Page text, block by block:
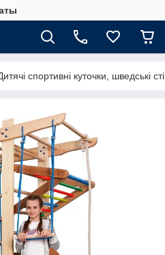
спортивні куточки, шведські